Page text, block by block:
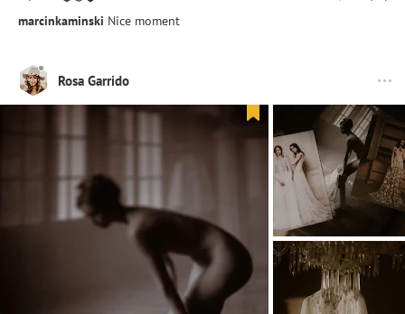
marcinkaminski Nice moment
Rosa Garrido